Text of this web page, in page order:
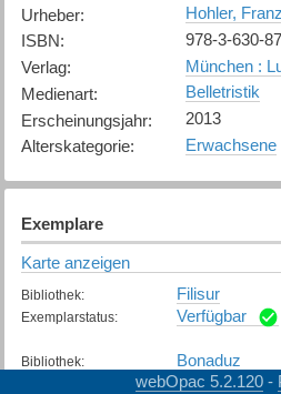
Urheber:
Hohler, Franz
ISBN:
978-3-630-
Verlag:
München :
Medienart:
Belletristik
Erscheinungsjahr:
2013
Alterskategorie: Erwachsene
Exemplare
Karte anzeigen
Bibliothek: Filisur
Exemplarstatus: Verfügbar
Bibliothek: Bonaduz
Verfügbar
webOpac 5.2.120 -